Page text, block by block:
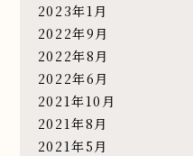
2023年1月
2022年9月
2022年8月
2022年6月
2021年10月
2021年8月
2021年5月